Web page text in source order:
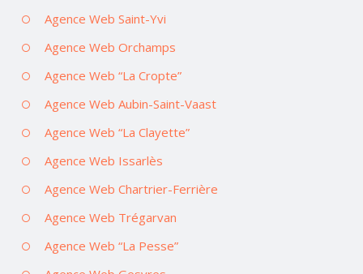
Agence Web Saint-Yvi
Agence Web Orchamps
Agence Web “La Cropte”
Agence Web Aubin-Saint-Vaast
Agence Web “La Clayette”
Agence Web Issarlès
Agence Web Chartrier-Ferrière
Agence Web Trégarvan
Agence Web “La Pesse”